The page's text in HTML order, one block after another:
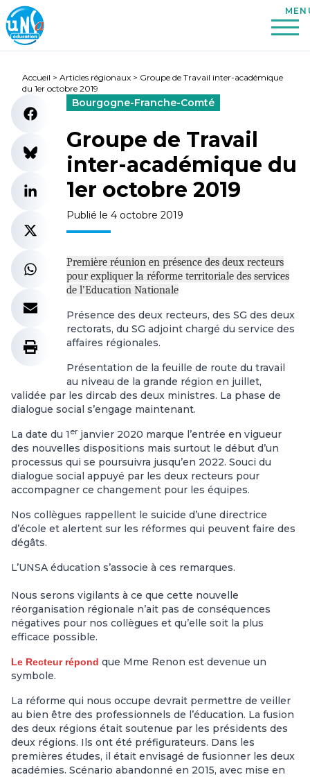
Accueil > Articles régionaux > Groupe de Travail inter-académique
du 1er octobre 2019
Bourgogne-Franche-Comté
Groupe de Travail
inter-académique du
1er octobre 2019
Publié le 4 octobre 2019
Première réunion en présence des deux recteurs
pour expliquer la réforme territoriale des services
de l’Education Nationale
Présence des deux recteurs, des SG des deux
rectorats, du SG adjoint chargé du service des
affaires régionales.
Présentation de la feuille de route du travail
au niveau de la grande région en juillet,
validée par les dircab des deux ministres. La phase de
dialogue social s’engage maintenant.
La date du 1 er janvier 2020 marque l’entrée en vigueur
des nouvelles dispositions mais surtout le début d’un
processus qui se poursuivra jusqu’en 2022. Souci du
dialogue social appuyé par les deux recteurs pour
accompagner ce changement pour les équipes.
Nos collègues rappellent le suicide d’une directrice
d’école et alertent sur les réformes qui peuvent faire des
dégâts.
L’UNSA éducation s’associe à ces remarques.
Nous serons vigilants à ce que cette nouvelle
réorganisation régionale n’ait pas de conséquences
négatives pour nos collègues et qu’elle soit la plus
efficace possible.
Le Recteur répond que Mme Renon est devenue un
symbole.
La réforme qui nous occupe devrait permettre de veiller
au bien être des professionnels de l’éducation. La fusion
des deux régions était soutenue par les présidents des
deux régions. Ils ont été préfigurateurs. Dans les
premières études, il était envisagé de fusionner les deux
académies. Scénario abandonné en 2015, avec mise en